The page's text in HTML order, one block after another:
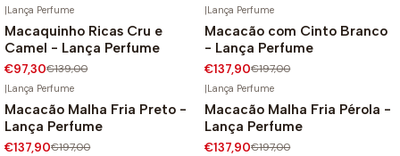
-30%
Lança Perfume
Macaquinho Ricas Cru e
Camel - Lança Perfume
€97,30€139,00
-30%
Lança Perfume
Macacão com Cinto Branco
- Lança Perfume
€137,90€197,00
-30%
|Lança Perfume
Macacão Malha Fria Preto -
Lança Perfume
€137,90€197,00
-30%
|Lança Perfume
Macacão Malha Fria Pérola -
Lança Perfume
€137,90€197,00